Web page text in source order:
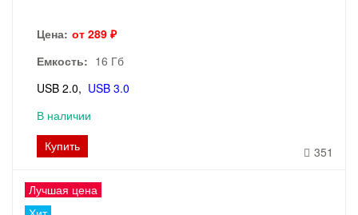
Цена: от 289 ₽
Емкость: 16 Гб
USB 2.0
USB 3.0
В наличии
Купить
351
Лучшая цена